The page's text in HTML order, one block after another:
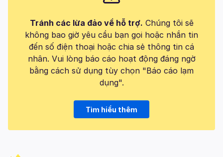
Tránh các lừa đảo về hỗ trợ. Chúng tôi sẽ
không bao giờ yêu cầu bạn gọi hoặc nhắn tin
đến số điện thoại hoặc chia sẻ thông tin cá
nhân. Vui lòng báo cáo hoạt động đáng ngờ
bằng cách sử dụng tùy chọn "Báo cáo lạm
dụng".
Tìm hiểu thêm